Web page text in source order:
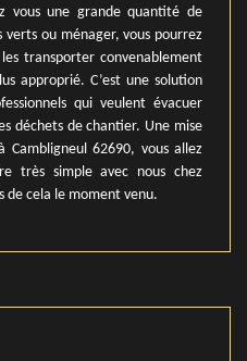
vous une grande quantité de
ou ménager, vous pourrez
transporter convenablement
approprié. C’est une solution
qui veulent évacuer
déchets de chantier. Une mise
62690, vous allez
très simple avec nous chez
de cela le moment venu.